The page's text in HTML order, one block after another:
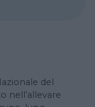
del
nell’allevare